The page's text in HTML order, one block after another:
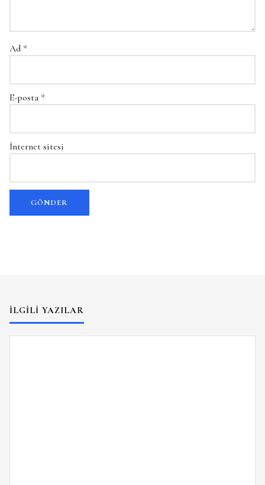
Ad *
E-posta *
İnternet sitesi
İLGILI YAZILAR